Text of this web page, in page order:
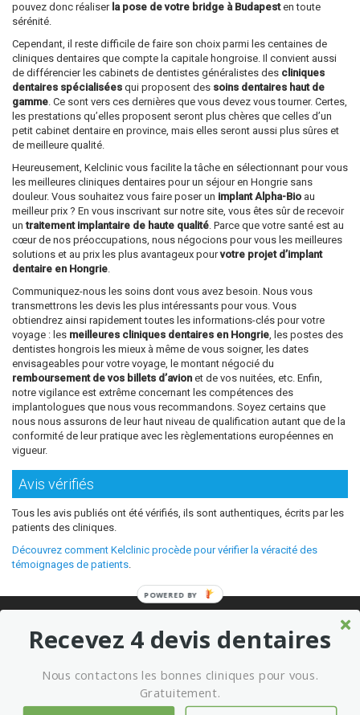
pouvez donc réaliser la pose de votre bridge à Budapesten toute
sérénité.
Cependant, il reste difficile de faire son choix parmi les centaines de
cliniques dentaires que compte la capitale hongroise. Il convient aussi
de différencier les cabinets de dentistes généralistes des cliniques
dentaires spécialisées qui proposent des soins dentaires haut de
gamme. Ce sont vers ces dernières que vous devez vous tourner. Certes,
les prestations qu’elles proposent seront plus chères que celles d’un
petit cabinet dentaire en province, mais elles seront aussi plus sûres et
de meilleure qualité.
Heureusement, Kelclinic vous facilite la tâche en sélectionnant pour vous
les meilleures cliniques dentaires pour un séjour en Hongrie sans
douleur. Vous souhaitez vous faire poser un implant Alpha-Bio au
meilleur prix ? En vous inscrivant sur notre site, vous êtes sûr de recevoir
untraitement implantaire de haute qualité. Parce que votre santé est au
cœur de nos préoccupations, nous négocions pour vous les meilleures
solutions et au prix les plus avantageux pourvotre projet d’implant
dentaire en Hongrie.
Communiquez-nous les soins dont vous avez besoin. Nous vous
transmettrons les devis les plus intéressants pour vous. Vous
obtiendrez ainsi rapidement toutes les informations-clés pour votre
voyage : les meilleures cliniques dentaires en Hongrie, les postes des
dentistes hongrois les mieux à même de vous soigner, les dates
envisageables pour votre voyage, le montant négocié du
remboursement de vos billets d’avion et de vos nuitées, etc. Enfin,
notre vigilance est extrême concernant les compétences des
implantologues que nous vous recommandons. Soyez certains que
nous nous assurons de leur haut niveau de qualification autant que de la
conformité de leur pratique avec les règlementations européennes en
vigueur.
Avis vérifiés
Tous les avis publiés ont été vérifiés, ils sont authentiques, écrits par les
patients des cliniques.
Découvrez comment Kelclinic procède pour vérifier la véracité des
témoignages de patients.
Conditions générales d’utilisation Mentions légales
Recevez 4 devis dentaires
Nous contactons les bonnes cliniques pour vous.
Gratuitement.
POWERED BY